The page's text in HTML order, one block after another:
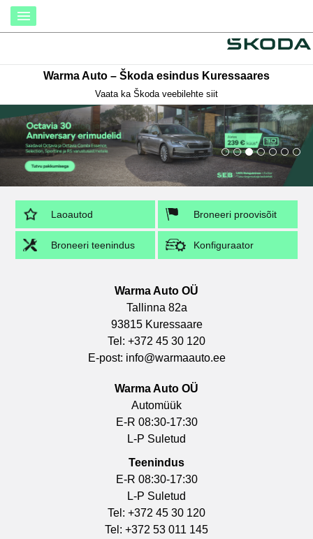
Warma Auto – Škoda esindus Kuressaares
Vaata ka Škoda veebilehte siit
Laoautod Broneeri proovisõit
Broneeri teenindus Konfiguraator
Warma Auto OÜ
Tallinna 82a
93815 Kuressaare
Tel: +372 45 30 120
E-post: info@warmaauto.ee
Warma Auto OÜ
Automüük
E-R 08:30-17:30
L-P Suletud
Teenindus
E-R 08:30-17:30
L-P Suletud
Tel: +372 45 30 120
Tel: +372 53 011 145